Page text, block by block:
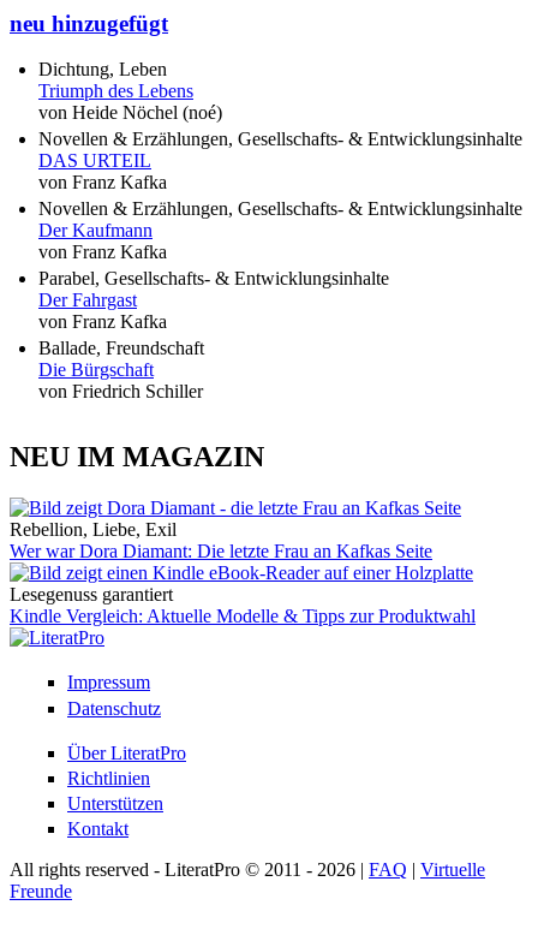
neu hinzugefügt
Dichtung, Leben
Triumph des Lebens
von Heide Nöchel (noé)
Novellen & Erzählungen, Gesellschafts- & Entwicklungsinhalte
DAS URTEIL
von Franz Kafka
Novellen & Erzählungen, Gesellschafts- & Entwicklungsinhalte
Der Kaufmann
von Franz Kafka
Parabel, Gesellschafts- & Entwicklungsinhalte
Der Fahrgast
von Franz Kafka
Ballade, Freundschaft
Die Bürgschaft
von Friedrich Schiller
NEU IM MAGAZIN
Rebellion, Liebe, Exil
Wer war Dora Diamant: Die letzte Frau an Kafkas Seite
Lesegenuss garantiert
Kindle Vergleich: Aktuelle Modelle & Tipps zur Produktwahl
Impressum
Datenschutz
Über LiteratPro
Richtlinien
Unterstützen
Kontakt
All rights reserved - LiteratPro © 2011 - 2026 | FAQ | Virtuelle
Freunde